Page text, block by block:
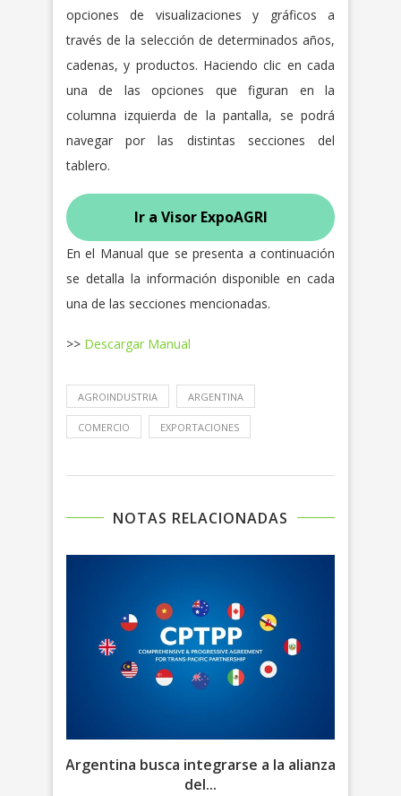
opciones de visualizaciones y gráficos a
través de la selección de determinados años,
cadenas, y productos. Haciendo clic en cada
una de las opciones que figuran en la
columna izquierda de la pantalla, se podrá
navegar por las distintas secciones del
tablero.
Ir a Visor ExpoAGRI
En el Manual que se presenta a continuación
se detalla la información disponible en cada
una de las secciones mencionadas.
>> Descargar Manual
AGROINDUSTRIA ARGENTINA
COMERCIO EXPORTACIONES
NOTAS RELACIONADAS
Argentina busca integrarse a la alianza
del...